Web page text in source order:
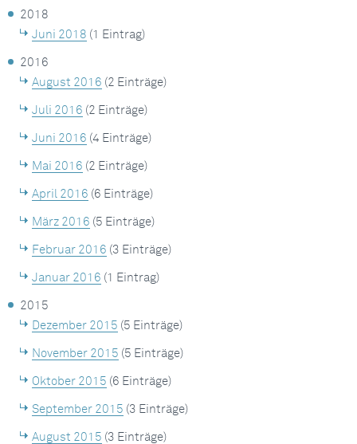
2018
Juni 2018 (1 Eintrag)
2016
August 2016 (2 Einträge)
Juli 2016 (2 Einträge)
Juni 2016 (4 Einträge)
Mai 2016 (2 Einträge)
April 2016 (6 Einträge)
März 2016 (5 Einträge)
Februar 2016 (3 Einträge)
Januar 2016 (1 Eintrag)
2015
Dezember 2015 (5 Einträge)
November 2015 (5 Einträge)
Oktober 2015 (6 Einträge)
September 2015 (3 Einträge)
August 2015 (3 Einträge)